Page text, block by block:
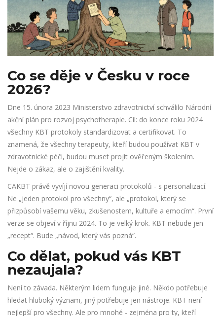
Co se děje v Česku v roce
2026?
Dne 15. února 2023 Ministerstvo zdravotnictví schválilo Národní
akční plán pro rozvoj psychotherapie. Cíl: do konce roku 2024
všechny KBT protokoly standardizovat a certifikovat. To
znamená, že všechny terapeuty, kteří budou používat KBT v
zdravotnické péči, budou muset projít ověřeným školením.
Nejde o zákaz, ale o zajištění kvality.
CAKBT právě vyvíjí novou generaci protokolů - s personalizací.
Ne „jeden protokol pro všechny“, ale „protokol, který se
přizpůsobí vašemu věku, zkušenostem, kultuře a emocím“. První
verze se objeví v říjnu 2024. To je velký krok. KBT nebude jen
„recept“. Bude „návod, který vás pozná“.
Co dělat, pokud vás KBT
nezaujala?
Není to závada. Některým lidem funguje jiné. Někdo potřebuje
hledat hluboký význam, jiný potřebuje jen nástroje. KBT není
nejlepší pro všechny. Ale pro mnohé - zejména pro ty, kteří